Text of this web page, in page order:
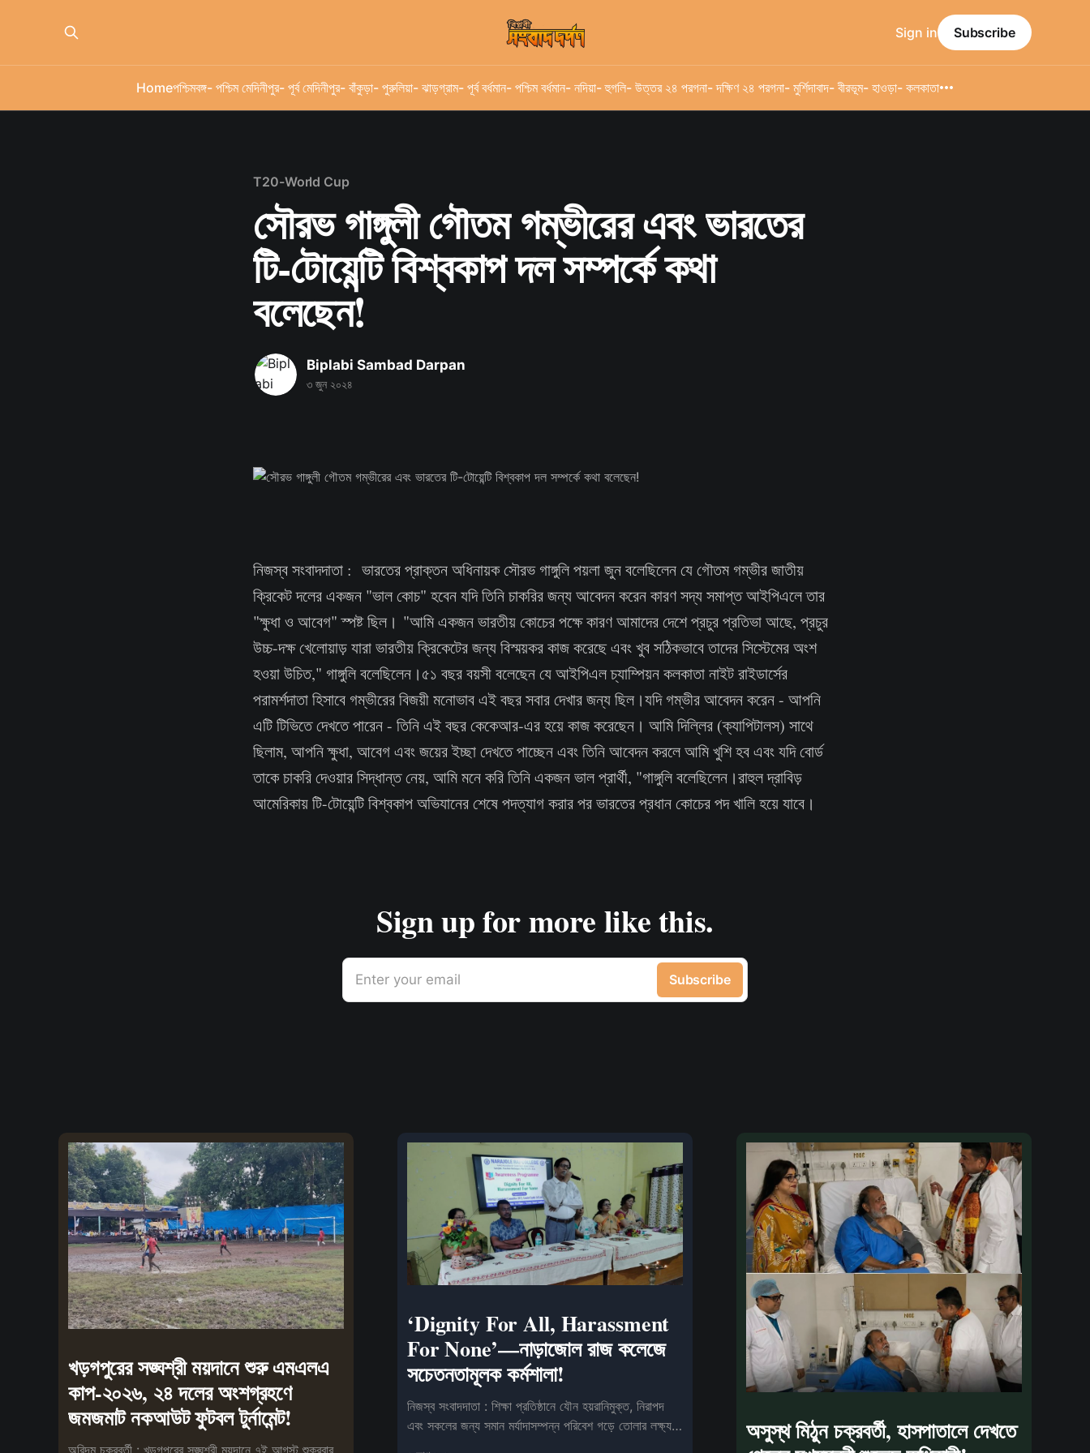
Homeপশ্চিমবঙ্গ- পশ্চিম মেদিনীপুর- পূর্ব মেদিনীপুর- বাঁকুড়া- পুরুলিয়া- ঝাড়গ্রাম- পূর্ব বর্ধমান- পশ্চিম বর্ধমান- নদিয়া- হুগলি- উত্তর ২৪ পরগনা- দক্ষিণ ২৪ পরগনা- মুর্শিদাবাদ- বীরভূম- হাওড়া- কলকাতা
Sign in Subscribe
T20-World Cup
সৌরভ গাঙ্গুলী গৌতম গম্ভীরের এবং ভারতের
টি-টোয়েন্টি বিশ্বকাপ দল সম্পর্কে কথা
বলেছেন!
Biplabi Sambad Darpan
৩ জুন ২০২৪
নিজস্ব সংবাদদাতা : ভারতের প্রাক্তন অধিনায়ক সৌরভ গাঙ্গুলি পয়লা জুন বলেছিলেন যে গৌতম গম্ভীর জাতীয়
ক্রিকেট দলের একজন "ভাল কোচ" হবেন যদি তিনি চাকরির জন্য আবেদন করেন কারণ সদ্য সমাপ্ত আইপিএলে তার
"ক্ষুধা ও আবেগ" স্পষ্ট ছিল। "আমি একজন ভারতীয় কোচের পক্ষে কারণ আমাদের দেশে প্রচুর প্রতিভা আছে, প্রচুর
উচ্চ-দক্ষ খেলোয়াড় যারা ভারতীয় ক্রিকেটের জন্য বিস্ময়কর কাজ করেছে এবং খুব সঠিকভাবে তাদের সিস্টেমের অংশ
হওয়া উচিত," গাঙ্গুলি বলেছিলেন।৫১ বছর বয়সী বলেছেন যে আইপিএল চ্যাম্পিয়ন কলকাতা নাইট রাইডার্সের
পরামর্শদাতা হিসাবে গম্ভীরের বিজয়ী মনোভাব এই বছর সবার দেখার জন্য ছিল।যদি গম্ভীর আবেদন করেন - আপনি
এটি টিভিতে দেখতে পারেন - তিনি এই বছর কেকেআর-এর হয়ে কাজ করেছেন। আমি দিল্লির (ক্যাপিটালস) সাথে
ছিলাম, আপনি ক্ষুধা, আবেগ এবং জয়ের ইচ্ছা দেখতে পাচ্ছেন এবং তিনি আবেদন করলে আমি খুশি হব এবং যদি বোর্ড
তাকে চাকরি দেওয়ার সিদ্ধান্ত নেয়, আমি মনে করি তিনি একজন ভাল প্রার্থী, "গাঙ্গুলি বলেছিলেন।রাহুল দ্রাবিড়
আমেরিকায় টি-টোয়েন্টি বিশ্বকাপ অভিযানের শেষে পদত্যাগ করার পর ভারতের প্রধান কোচের পদ খালি হয়ে যাবে।
Sign up for more like this.
Enter your email Subscribe
খড়গপুরের সঙ্ঘশ্রী ময়দানে শুরু এমএলএ
কাপ-২০২৬, ২৪ দলের অংশগ্রহণে
জমজমাট নকআউট ফুটবল টুর্নামেন্ট!
‘Dignity For All, Harassment
For None’—নাড়াজোল রাজ কলেজে
সচেতনতামূলক কর্মশালা!
নিজস্ব সংবাদদাতা : শিক্ষা প্রতিষ্ঠানে যৌন হয়রানিমুক্ত, নিরাপদ
এবং সকলের জন্য সমান মর্যাদাসম্পন্ন পরিবেশ গড়ে তোলার লক্ষ্য
অসুস্থ মিঠুন চক্রবর্তী, হাসপাতালে দেখতে